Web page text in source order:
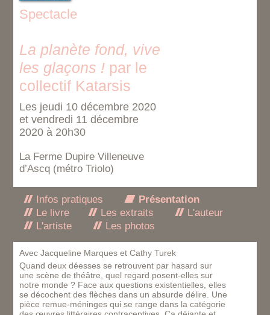
Spectacle
La planète fond, vive
les glaçons ! par le
collectif Katarsis
Les jeudi 10 décembre 2020
et vendredi 11 décembre
2020 à 20h30
La Ferme Dupire Villeneuve
d’Ascq (métro Triolo)
Infos pratiques
Présentation
Le livre
Les extraits
L'auteur
L'artiste
Les photos
Avec Jacqueline Marques et Cathy Turek
Quand deux déesses se retrouvent par hasard sur
une scène de théâtre, quel regard posent-elles sur
notre monde ? Face aux questions existentielles, elles
se décochent des flèches dans un absurde délire. Une
pièce remue-méninges qui se range dans la catégorie